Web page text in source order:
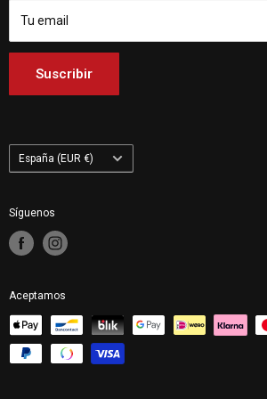
Tu email
Suscribir
Customhoj Italia
Customhoj Países Bajos
Customhoj Finlandia
Customhoj Polonia
País/región
España (EUR €)
Síguenos
Aceptamos